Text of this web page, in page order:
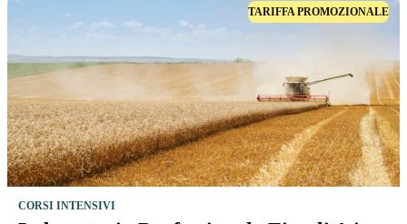
TARIFFA PROMOZIONALE
CORSI INTENSIVI